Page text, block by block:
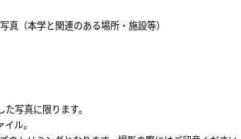
真（本学と関連のある場所・施設等）
写真に限ります。
ル。